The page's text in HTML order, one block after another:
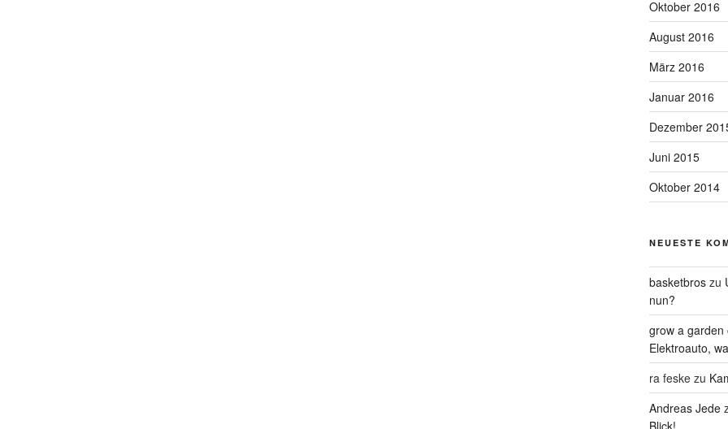
Oktober 2016
August 2016
März 2016
Januar 2016
Dezember
Juni 2015
Oktober 2014
NEUESTE
basketbroszu
nun?
grow a garden
Elektroauto,
ra feskezu
Andreas Jede
Blick!